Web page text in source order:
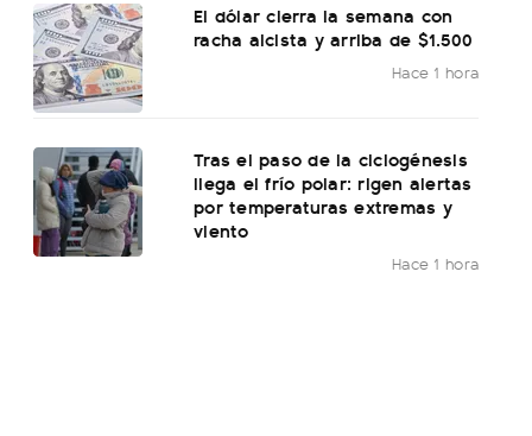
El dólar cierra la semana con
racha alcista y arriba de $1.500
Hace 1 hora
Tras el paso de la ciclogénesis
llega el frío polar: rigen alertas
por temperaturas extremas y
viento
Hace 1 hora